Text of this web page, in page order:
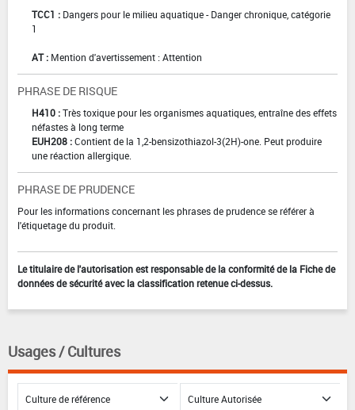
TCC1 : Dangers pour le milieu aquatique - Danger chronique, catégorie
1
AT : Mention d'avertissement : Attention
PHRASE DE RISQUE
H410 :Très toxique pour les organismes aquatiques, entraîne des effets
néfastes à long terme
EUH208 :Contient de la 1,2-bensizothiazol-3(2H)-one. Peut produire
une réaction allergique.
PHRASE DE PRUDENCE
Pour les informations concernant les phrases de prudence se référer à
l'étiquetage du produit.
Le titulaire de l'autorisation est responsable de la conformité de la Fiche de
données de sécurité avec la classification retenue ci-dessus.
Usages / Cultures